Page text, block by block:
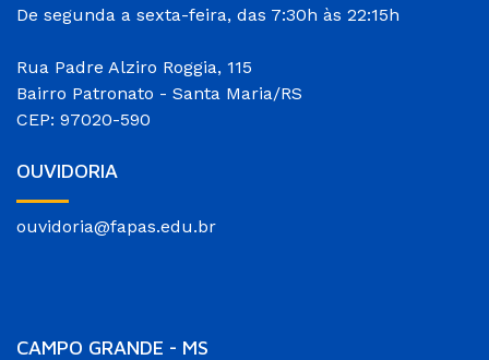
De segunda a sexta-feira, das 7:30h às 22:15h
Rua Padre Alziro Roggia, 115
Bairro Patronato - Santa Maria/RS
CEP: 97020-590
OUVIDORIA
ouvidoria@fapas.edu.br
CAMPO GRANDE - MS